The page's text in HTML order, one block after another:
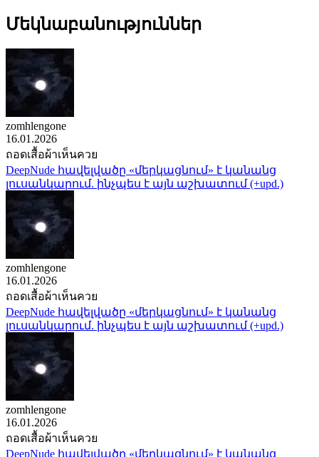
Մեկնաբանություններ
zomhlengone
16.01.2026
ถอดเสื้อผ้าเห็นควย
DeepNude հավելվածը «մերկացնում» է կանանց
լուսանկարում. ինչպես է այն աշխատում (+upd.)
zomhlengone
16.01.2026
ถอดเสื้อผ้าเห็นควย
DeepNude հավելվածը «մերկացնում» է կանանց
լուսանկարում. ինչպես է այն աշխատում (+upd.)
zomhlengone
16.01.2026
ถอดเสื้อผ้าเห็นควย
DeepNude հավելվածը «մերկացնում» է կանանց